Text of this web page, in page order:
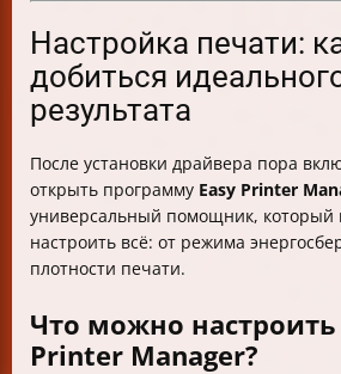
Настройка печати:
добиться
результата
После установки драйвера пора
открыть программу Easy Printer
универсальный помощник, который
настроить всё: от режима
плотности печати.
Что можно настроить
Printer Manager?